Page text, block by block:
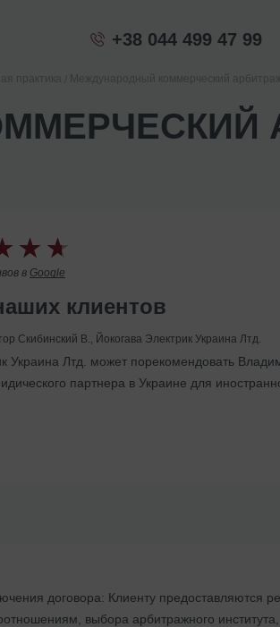
+38 044 499 47 99
в Google
клиентов
Скибинский В., Йокогава Электрик Украина Лтд.
Украина Лтд. может порекомендовать
партнера в Украине для
иностранного представительства в
договора: Клиенту предоставляются
выбора арбитражного